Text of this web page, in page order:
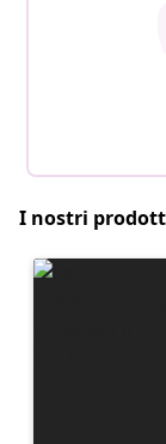
I nostri